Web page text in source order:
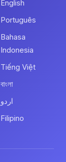
English
Português
Bahasa
Indonesia
Tiếng Việt
বাংলা
اردو
Filipino